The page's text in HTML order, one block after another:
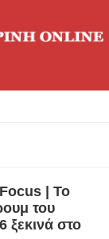
| Το
του
ξεκινά στο